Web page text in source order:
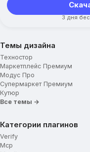
Категории товаров
Отображение
Ограничение высоты
Вид постраничной
Дополнительные
Мини-карточка
Укажите ключ Google
3 дня
Темы дизайна
Техностор
Маркетплейс Премиум
Модус Про
Супермаркет Премиум
Кутюр
Все темы →
Категории плагинов
Verify
Mcp